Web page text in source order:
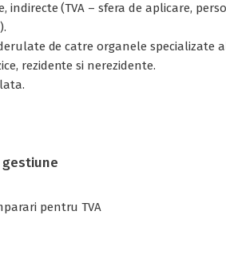
(TVA – sfera de aplicare,
de catre organele specializate
rezidente si nerezidente.
pentru TVA